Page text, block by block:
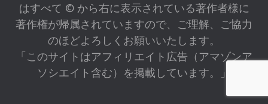
はすべて © から右に表示されている著作者様に
著作権が帰属されていますので、ご理解、ご協力
のほどよろしくお願いいたします。
「このサイトはアフィリエイト広告（アマゾンア
ソシエイト含む）を掲載しています。」